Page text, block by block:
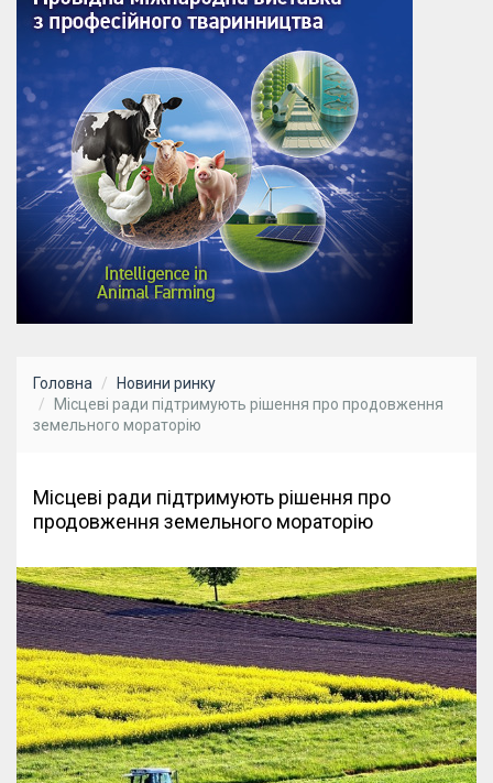
Головна
Новини ринку
Місцеві ради підтримують рішення про продовження
земельного мораторію
Місцеві ради підтримують рішення про
продовження земельного мораторію